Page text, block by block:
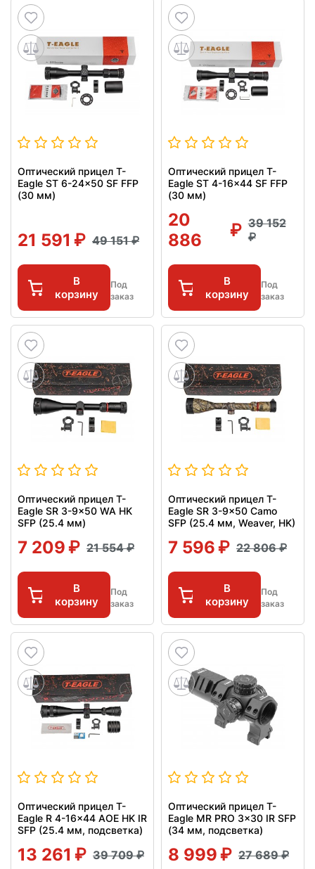
Оптический прицел T-
Eagle ST 6-24x50 SF FFP
(30 мм)
21 591 49 151
В
корзину
Под
заказ
Оптический прицел T-
Eagle ST 4-16x44 SF FFP
(30 мм)
20
886
39 152
В
корзину
Под
заказ
Оптический прицел T-
Eagle SR 3-9x50 WA HK
SFP (25.4 мм)
7 209 21 554
В
корзину
Под
заказ
Оптический прицел T-
Eagle SR 3-9x50 Camo
SFP (25.4 мм, Weaver, HK)
7 596 22 806
В
корзину
Под
заказ
Оптический прицел T-
Eagle R 4-16x44 AOE HK IR
SFP (25.4 мм, подсветка)
13 261 39 709
Оптический прицел T-
Eagle MR PRO 3x30 IR SFP
(34 мм, подсветка)
8 999 27 689